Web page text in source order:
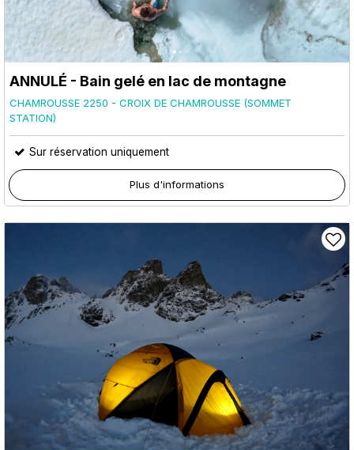
ANNULÉ - Bain gelé en lac de montagne
CHAMROUSSE 2250 - CROIX DE CHAMROUSSE (SOMMET
STATION)
Sur réservation uniquement
Plus d'informations